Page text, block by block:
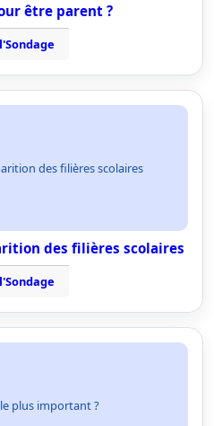
être parent ?
des filières scolaires
des filières scolaires
plus important ?